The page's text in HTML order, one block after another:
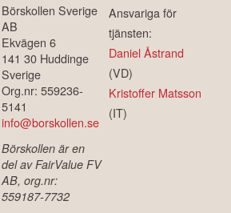
Börskollen Sverige
AB
Ekvägen 6
141 30 Huddinge
Sverige
Org.nr: 559236-
5141
info@borskollen.se
Börskollen är en
del av FairValue FV
AB, org.nr:
559187-7732
Ansvariga för
tjänsten:
Daniel Åstrand
(VD)
Kristoffer Matsson
(IT)